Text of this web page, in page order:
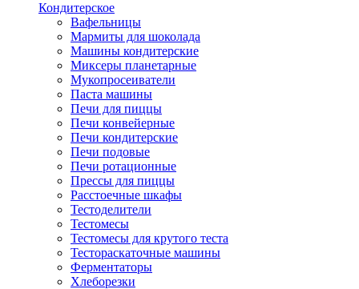
Кондитерское
Вафельницы
Мармиты для шоколада
Машины кондитерские
Миксеры планетарные
Мукопросеиватели
Паста машины
Печи для пиццы
Печи конвейерные
Печи кондитерские
Печи подовые
Печи ротационные
Прессы для пиццы
Расстоечные шкафы
Тестоделители
Тестомесы
Тестомесы для крутого теста
Тестораскаточные машины
Ферментаторы
Хлеборезки